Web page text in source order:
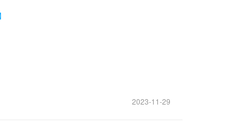
2023-11-29